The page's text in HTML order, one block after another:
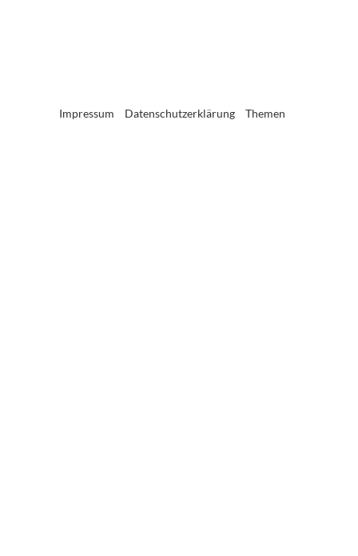
Impressum Datenschutzerklärung Themen